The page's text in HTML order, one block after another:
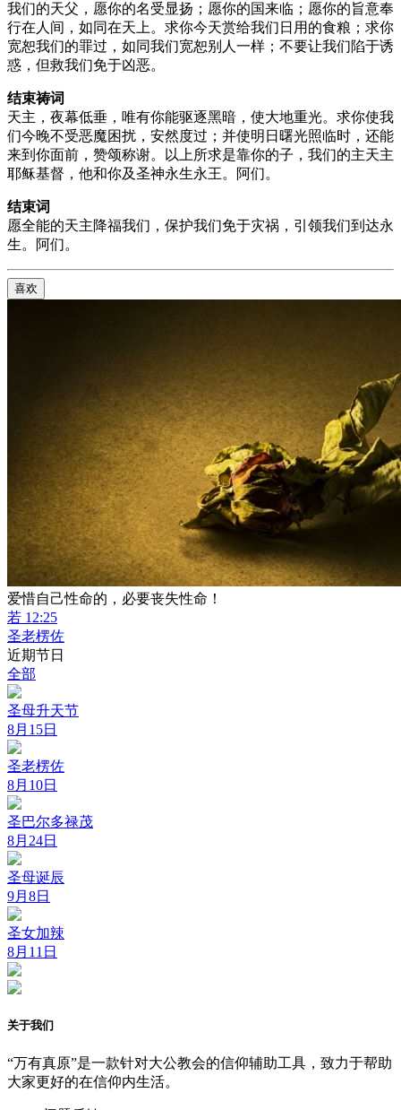
我们的天父，愿你的名受显扬；愿你的国来临；愿你的旨意奉
行在人间，如同在天上。求你今天赏给我们日用的食粮；求你
宽恕我们的罪过，如同我们宽恕别人一样；不要让我们陷于诱
惑，但救我们免于凶恶。
结束祷词
天主，夜幕低垂，唯有你能驱逐黑暗，使大地重光。求你使我
们今晚不受恶魔困扰，安然度过；并使明日曙光照临时，还能
来到你面前，赞颂称谢。以上所求是靠你的子，我们的主天主
耶稣基督，他和你及圣神永生永王。阿们。
结束词
愿全能的天主降福我们，保护我们免于灾祸，引领我们到达永
生。阿们。
喜欢
爱惜自己性命的，必要丧失性命！
若 12:25
圣老楞佐
近期节日
全部
圣母升天节
8月15日
圣老楞佐
8月10日
圣巴尔多禄茂
8月24日
圣母诞辰
9月8日
圣女加辣
8月11日
关于我们
“万有真原”是一款针对大公教会的信仰辅助工具，致力于帮助
大家更好的在信仰内生活。